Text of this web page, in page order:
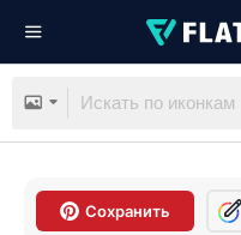
Сохранить